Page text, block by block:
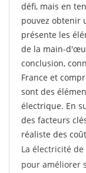
défi, mais en
pouvez obtenir
présente les
de la main-
conclusion,
France et
sont des
électrique. En
des facteurs
réaliste des
La électricité
pour améliorer